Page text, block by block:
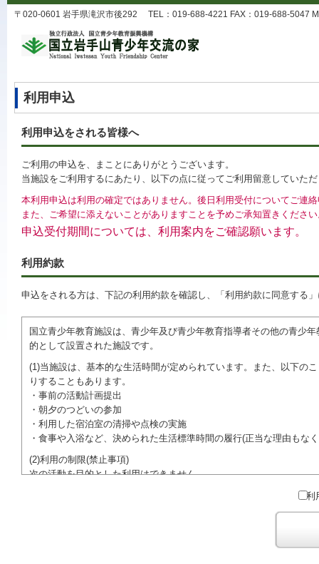
〒020-0601 岩手県滝沢市後292 TEL：019-688-4221 FAX：019-688-5047
利用申込
利用申込をされる皆様へ
ご利用の申込を、まことにありがとうございます。
当施設をご利用するにあたり、以下の点に従ってご利用留意していた
本利用申込は利用の確定ではありません。後日利用受付についてご連
また、ご希望に添えないことがありますことを予めご承知置きくださ
申込受付期間については、利用案内をご確認願います。
利用約款
申込をされる方は、下記の利用約款を確認し、「利用約款に同意する
国立青少年教育施設は、青少年及び青少年教育指導者その他の青少
的として設置された施設です。
(1)当施設は、基本的な生活時間が定められています。また、以下の
りすることもあります。
・事前の活動計画提出
・朝夕のつどいの参加
・利用した宿泊室の清掃や点検の実施
・食事や入浴など、決められた生活標準時間の履行(正当な理由も
(2)利用の制限(禁止事項)
次の活動を目的とした利用はできません。
●特定の政党を支持、またはこれに反対するための政治教育その他の
●特定の宗教を支持、またはこれに反対するための宗教教育その他
域での勧誘活動を行ったり、自らの団体の活動をアピールする活動等)
利